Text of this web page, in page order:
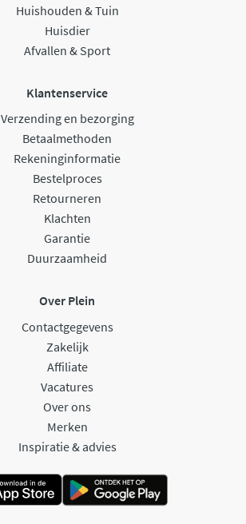
Huishouden & Tuin
Huisdier
Afvallen & Sport
Klantenservice
Verzending en bezorging
Betaalmethoden
Rekeninginformatie
Bestelproces
Retourneren
Klachten
Garantie
Duurzaamheid
Over Plein
Contactgegevens
Zakelijk
Affiliate
Vacatures
Over ons
Merken
Inspiratie & advies